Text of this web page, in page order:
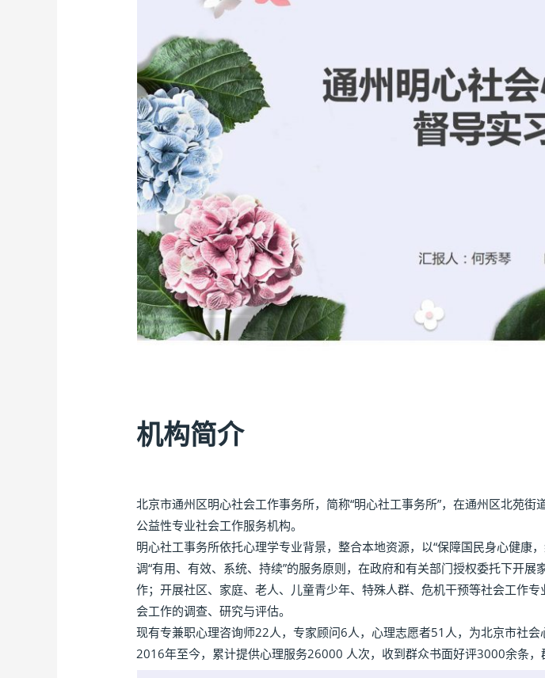
机构简介
北京市通州区明心社会工作事务所，简称“明心社工事务所”，在通州区北苑
公益性专业社会工作服务机构。
明心社工事务所依托心理学专业背景，整合本地资源，以“保障国民身心健康
调“有用、有效、系统、持续”的服务原则，在政府和有关部门授权委托下开
作；开展社区、家庭、老人、儿童青少年、特殊人群、危机干预等社会工作
会工作的调查、研究与评估。
现有专兼职心理咨询师22人，专家顾问6人，心理志愿者51人，为北京市社
2016年至今，累计提供心理服务26000 人次，收到群众书面好评3000余条，